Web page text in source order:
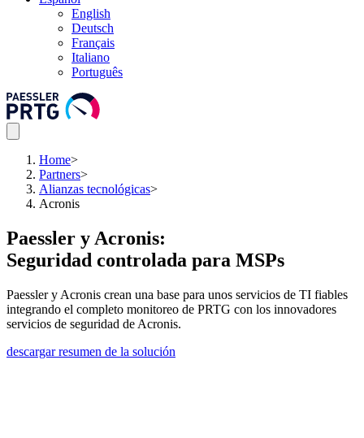
English
Deutsch
Français
Italiano
Português
Home>
Partners>
Alianzas tecnológicas>
Acronis
Paessler y Acronis:
Seguridad controlada para MSPs
Paessler y Acronis crean una base para unos servicios de TI fiables
integrando el completo monitoreo de PRTG con los innovadores
servicios de seguridad de Acronis.
descargar resumen de la solución